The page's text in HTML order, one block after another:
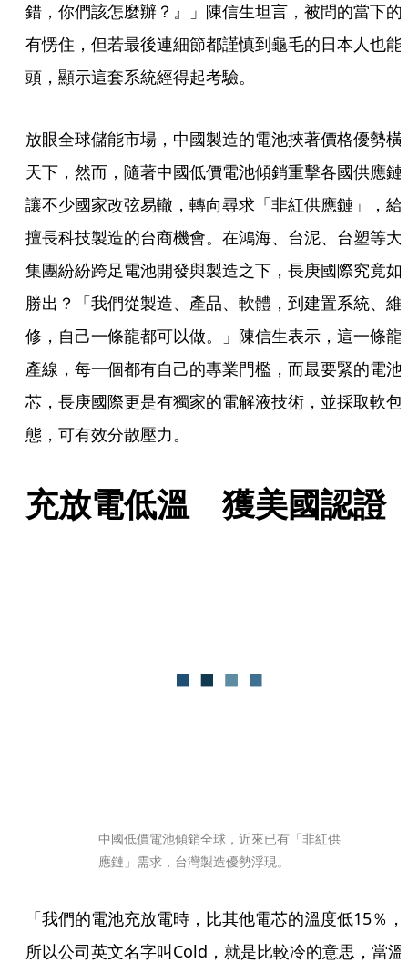
錯，你們該怎麼辦？』」陳信生坦言，被問的當下的
有愣住，但若最後連細節都謹慎到龜毛的日本人也能
頭，顯示這套系統經得起考驗。
放眼全球儲能市場，中國製造的電池挾著價格優勢橫
天下，然而，隨著中國低價電池傾銷重擊各國供應鏈
讓不少國家改弦易轍，轉向尋求「非紅供應鏈」，給
擅長科技製造的台商機會。在鴻海、台泥、台塑等大
集團紛紛跨足電池開發與製造之下，長庚國際究竟如
勝出？「我們從製造、產品、軟體，到建置系統、維
修，自己一條龍都可以做。」陳信生表示，這一條龍
產線，每一個都有自己的專業門檻，而最要緊的電池
芯，長庚國際更是有獨家的電解液技術，並採取軟包
態，可有效分散壓力。
充放電低溫　獲美國認證
中國低價電池傾銷全球，近來已有「非紅供
應鏈」需求，台灣製造優勢浮現。
「我們的電池充放電時，比其他電芯的溫度低15％，
所以公司英文名字叫Cold，就是比較冷的意思，當溫